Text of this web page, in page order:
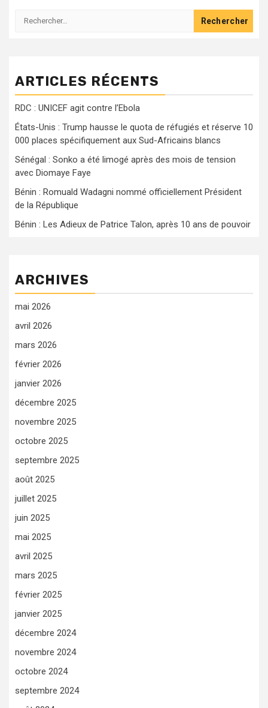
Rechercher :
ARTICLES RÉCENTS
RDC : UNICEF agit contre l’Ebola
États-Unis : Trump hausse le quota de réfugiés et réserve 10
000 places spécifiquement aux Sud-Africains blancs
Sénégal : Sonko a été limogé après des mois de tension
avec Diomaye Faye
Bénin : Romuald Wadagni nommé officiellement Président
de la République
Bénin : Les Adieux de Patrice Talon, après 10 ans de pouvoir
ARCHIVES
mai 2026
avril 2026
mars 2026
février 2026
janvier 2026
décembre 2025
novembre 2025
octobre 2025
septembre 2025
août 2025
juillet 2025
juin 2025
mai 2025
avril 2025
mars 2025
février 2025
janvier 2025
décembre 2024
novembre 2024
octobre 2024
septembre 2024